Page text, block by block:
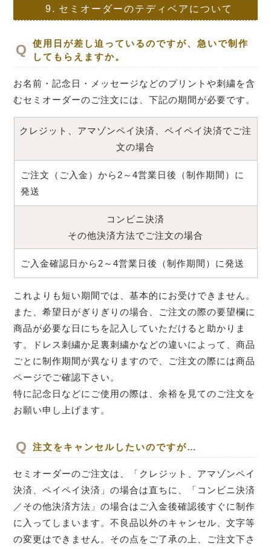
9. セミオーダーのテディベアについて
使用日が差し迫っているのですが、急いで制作
してもらえますか。
お名前・記念日・メッセージなどのプリントや刺繍を含
むセミオーダーのご注文には、下記の期間が必要です。
クレジット、アマゾンペイ決済、ペイペイ決済でご注
文の場合
ご注文（ご入金）から2～4営業日後（制作期間）に
発送
コンビニ決済
その他決済方法でご注文の場合
ご入金確認日から2～4営業日後（制作期間）に発送
これよりも短い期間では、基本的にお受けできません。
また、希望日がぎりぎりの場合、ご注文の際の要望欄に
商品が必要な日にちを記入していただけると助かりま
す。ドレス刺繍か足裏刺繍かなどの違いによって、商品
ごとに制作期間が異なりますので、ご注文の際には商品
ページでご確認下さい。
特に記念日などにご使用の際は、余裕を見てのご注文を
お願い申し上げます。
注文をキャンセルしたいのですが…
セミオーダーのご注文は、「クレジット、アマゾンペイ
決済、ペイペイ決済」の場合は直ちに、「コンビニ決済
／その他決済方法」の場合はご入金後確認後すぐに制作
に入ってしまいます。不良品以外のキャンセル、文字等
の変更はできません。その点をご了承の上、ご注文下さ